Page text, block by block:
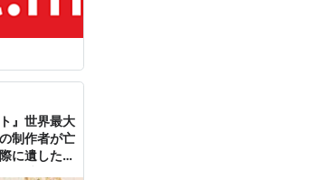
』世界最大
制作者が亡
に遺した